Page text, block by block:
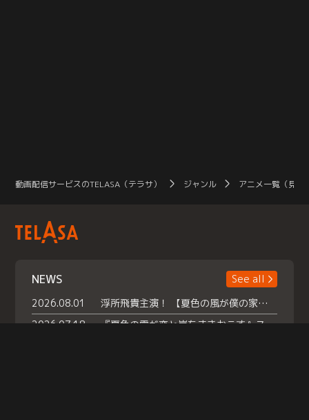
動画配信サービスのTELASA（テラサ） ジャンル アニメ一覧（見放
NEWS
See all
2026.08.01
浮所飛貴主演！ 【夏色の風が僕の家にやってきた】 本日よりテラサで独占配信スタート！
2026.07.18
『夏色の雲が恋と嵐をまきおこす』スペシャルメイキング 【Part1】2026年７月18日（土）23時30分～配信スタート！話題のシーンの裏側を大公開！豪華キャスト大集合！ 『武宮家 真夏の家族会議』開催！